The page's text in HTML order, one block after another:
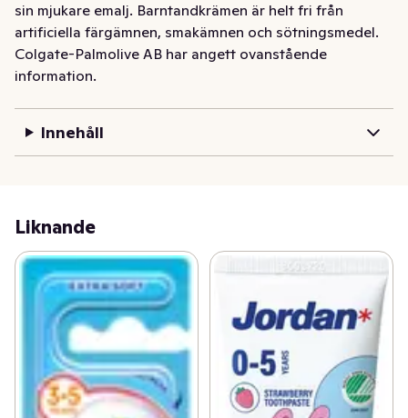
sin mjukare emalj. Barntandkrämen är helt fri från
artificiella färgämnen, smakämnen och sötningsmedel.
Colgate-Palmolive AB har angett ovanstående
information.
Innehåll
Liknande